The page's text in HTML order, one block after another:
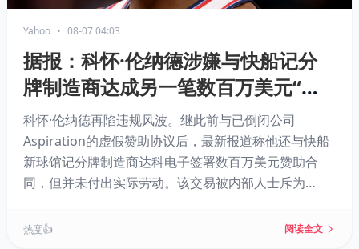
Yahoo • 08-07 04:03
据报：科怀·伦纳德涉嫌与快船记分
牌制造商达成另一笔数百万美元“赞
助”协议
科怀·伦纳德再陷违规风波。继此前与已倒闭公司
Aspiration的虚假赞助协议后，最新报道称他还与快船
新球馆记分牌制造商达科电子签署数百万美元赞助合
同，但并未付出实际劳动。该交易被内部人士斥为
子再回流给伦纳德。NBA已展开调查，伦纳德交易因此
热度 👍 阅读全文